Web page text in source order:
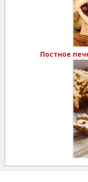
Постное